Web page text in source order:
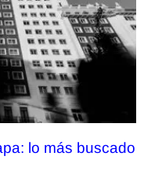
lo más buscado